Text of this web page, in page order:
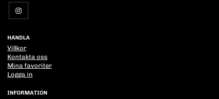
HANDLA
Villkor
Kontakta oss
Mina favoriter
Logga in
INFORMATION